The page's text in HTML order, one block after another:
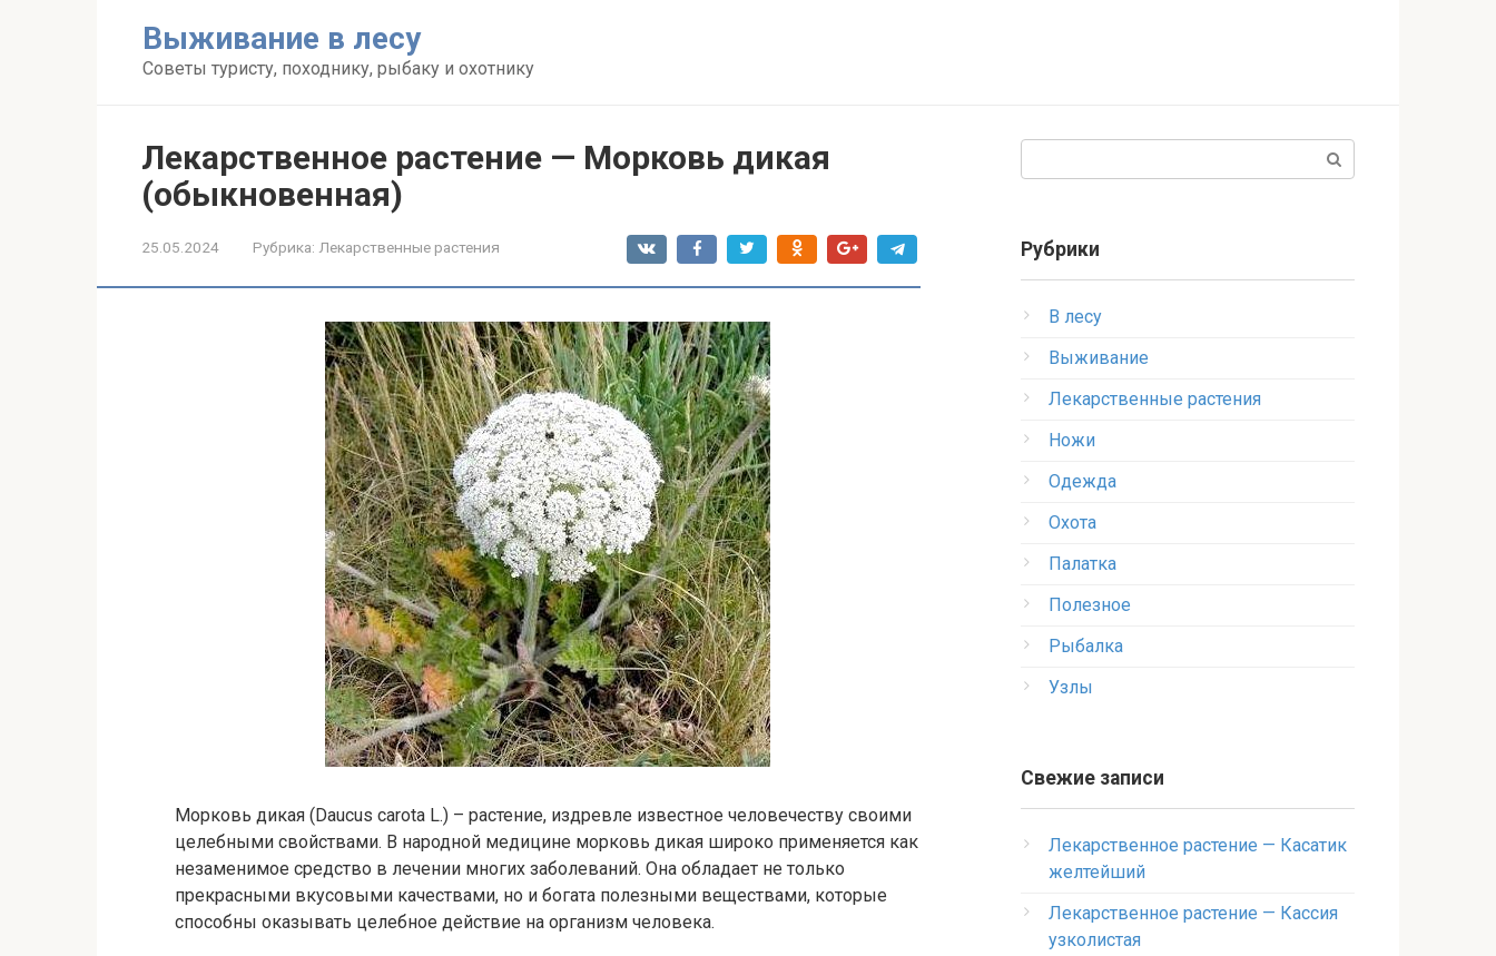
Выживание в лесу
Советы туристу, походнику, рыбаку и охотнику
Лекарственное растение — Морковь дикая
(обыкновенная)
25.05.2024 Рубрика: Лекарственные растения
Морковь дикая (Daucus carota L.) – растение, издревле известное человечеству своими
целебными свойствами. В народной медицине морковь дикая широко применяется как
незаменимое средство в лечении многих заболеваний. Она обладает не только
прекрасными вкусовыми качествами, но и богата полезными веществами, которые
способны оказывать целебное действие на организм человека.
Рубрики
В лесу
Выживание
Лекарственные растения
Ножи
Одежда
Охота
Палатка
Полезное
Рыбалка
Узлы
Свежие записи
Лекарственное растение — Касатик
желтейший
Лекарственное растение — Кассия
узколистая